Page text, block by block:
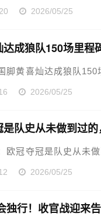
2026/05/25
成狼队150场里程
脚黄喜灿达成狼队
2026/05/25
队史从未做到过
欧冠夺冠是队史从未
2026/05/25
独行！收官战迎来